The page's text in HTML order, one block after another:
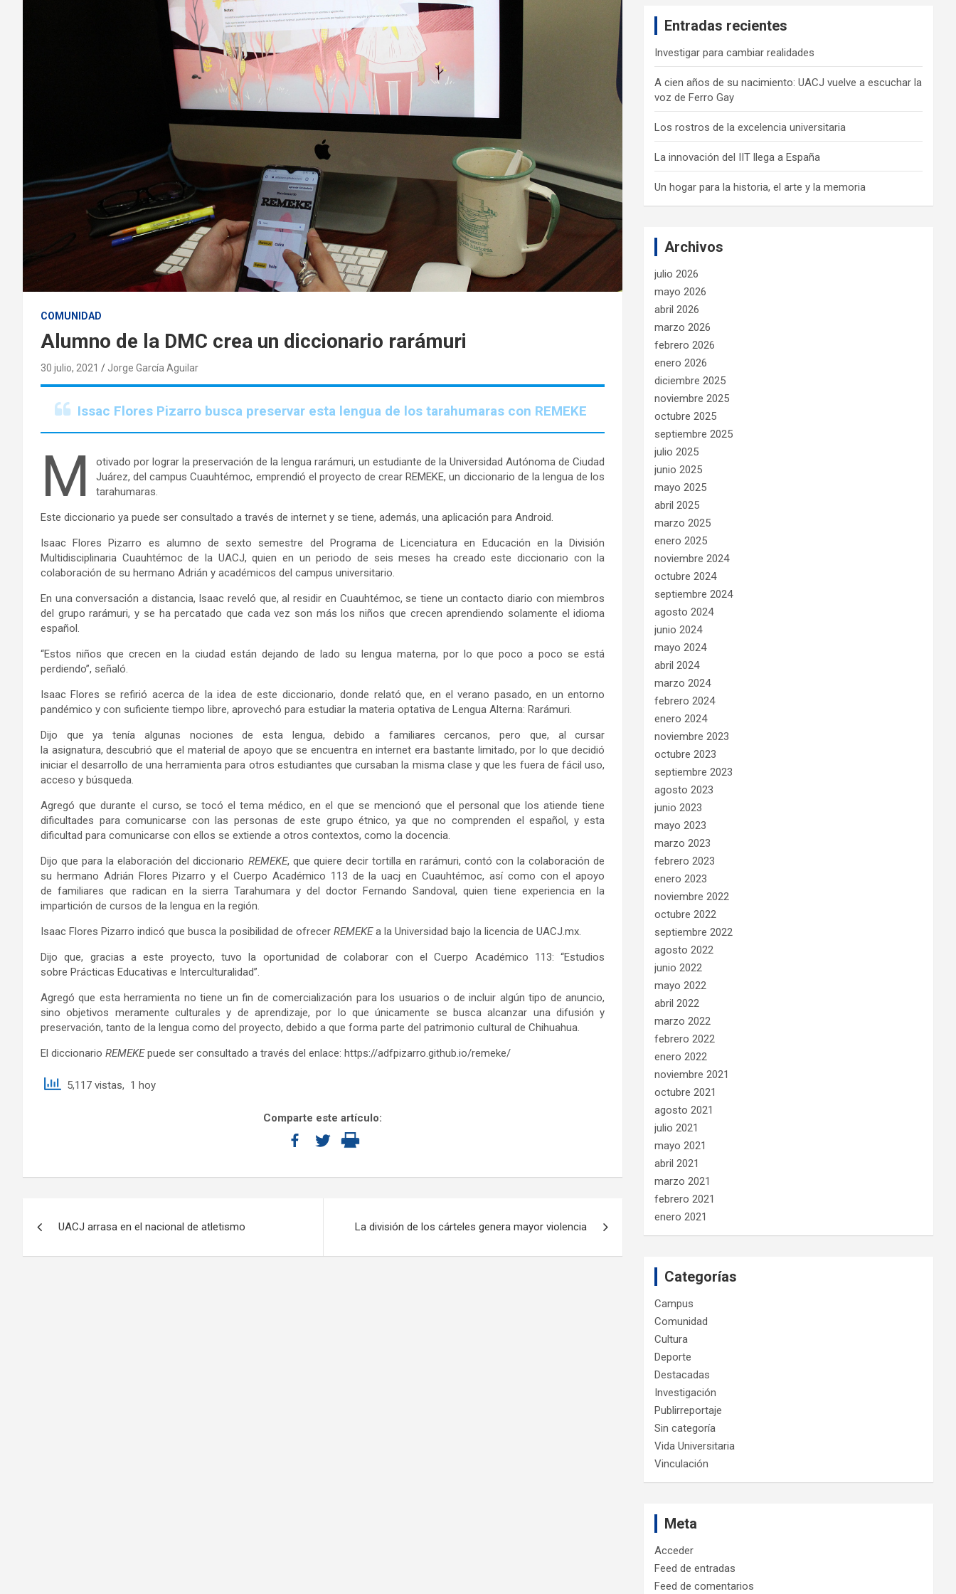
COMUNIDAD
Alumno de la DMC crea un diccionario rarámuri
30 julio, 2021 Jorge García Aguilar
Issac Flores Pizarro busca preservar esta lengua de los tarahumaras con REMEKE
M
otivado por lograr la preservación de la lengua rarámuri, un estudiante de la Universidad Autónoma de Ciudad
Juárez, del campus Cuauhtémoc, emprendió el proyecto de crear REMEKE, un diccionario de la lengua de los
tarahumaras.
Este diccionario ya puede ser consultado a través de internet y se tiene, además, una aplicación para Android.
Isaac Flores Pizarro es alumno de sexto semestre del Programa de Licenciatura en Educación en la División
Multidisciplinaria Cuauhtémoc de la UACJ, quien en un periodo de seis meses ha creado este diccionario con la
colaboración de su hermano Adrián y académicos del campus universitario.
En una conversación a distancia, Isaac reveló que, al residir en Cuauhtémoc, se tiene un contacto diario con miembros
del grupo rarámuri, y se ha percatado que cada vez son más los niños que crecen aprendiendo solamente el idioma
español.
“Estos niños que crecen en la ciudad están dejando de lado su lengua materna, por lo que poco a poco se está
perdiendo”, señaló.
Isaac Flores se refirió acerca de la idea de este diccionario, donde relató que, en el verano pasado, en un entorno
pandémico y con suficiente tiempo libre, aprovechó para estudiar la materia optativa de Lengua Alterna: Rarámuri.
Dijo que ya tenía algunas nociones de esta lengua, debido a familiares cercanos, pero que, al cursar
la asignatura, descubrió que el material de apoyo que se encuentra en internet era bastante limitado, por lo que decidió
iniciar el desarrollo de una herramienta para otros estudiantes que cursaban la misma clase y que les fuera de fácil uso,
acceso y búsqueda.
Agregó que durante el curso, se tocó el tema médico, en el que se mencionó que el personal que los atiende tiene
dificultades para comunicarse con las personas de este grupo étnico, ya que no comprenden el español, y esta
dificultad para comunicarse con ellos se extiende a otros contextos, como la docencia.
Dijo que para la elaboración del diccionario REMEKE, que quiere decir tortilla en rarámuri, contó con la colaboración de
su hermano Adrián Flores Pizarro y el Cuerpo Académico 113 de la uacj en Cuauhtémoc, así como con el apoyo
de familiares que radican en la sierra Tarahumara y del doctor Fernando Sandoval, quien tiene experiencia en la
impartición de cursos de la lengua en la región.
Isaac Flores Pizarro indicó que busca la posibilidad de ofrecer REMEKEa la Universidad bajo la licencia de UACJ.mx.
Dijo que, gracias a este proyecto, tuvo la oportunidad de colaborar con el Cuerpo Académico 113: “Estudios
sobre Prácticas Educativas e Interculturalidad”.
Agregó que esta herramienta no tiene un fin de comercialización para los usuarios o de incluir algún tipo de anuncio,
sino objetivos meramente culturales y de aprendizaje, por lo que únicamente se busca alcanzar una difusión y
preservación, tanto de la lengua como del proyecto, debido a que forma parte del patrimonio cultural de Chihuahua.
El diccionario REMEKEpuede ser consultado a través del enlace: https://adfpizarro.github.io/remeke/
5,117 vistas, 1 hoy
Comparte este artículo:
UACJ arrasa en el nacional de atletismo La división de los cárteles genera mayor violencia
Entradas recientes
Investigar para cambiar realidades
A cien años de su nacimiento: UACJ vuelve a escuchar la
voz de Ferro Gay
Los rostros de la excelencia universitaria
La innovación del IIT llega a España
Un hogar para la historia, el arte y la memoria
Archivos
julio 2026
mayo 2026
abril 2026
marzo 2026
febrero 2026
enero 2026
diciembre 2025
noviembre 2025
octubre 2025
septiembre 2025
julio 2025
junio 2025
mayo 2025
abril 2025
marzo 2025
enero 2025
noviembre 2024
octubre 2024
septiembre 2024
agosto 2024
junio 2024
mayo 2024
abril 2024
marzo 2024
febrero 2024
enero 2024
noviembre 2023
octubre 2023
septiembre 2023
agosto 2023
junio 2023
mayo 2023
marzo 2023
febrero 2023
enero 2023
noviembre 2022
octubre 2022
septiembre 2022
agosto 2022
junio 2022
mayo 2022
abril 2022
marzo 2022
febrero 2022
enero 2022
noviembre 2021
octubre 2021
agosto 2021
julio 2021
mayo 2021
abril 2021
marzo 2021
febrero 2021
enero 2021
Categorías
Campus
Comunidad
Cultura
Deporte
Destacadas
Investigación
Publirreportaje
Sin categoría
Vida Universitaria
Vinculación
Meta
Acceder
Feed de entradas
Feed de comentarios